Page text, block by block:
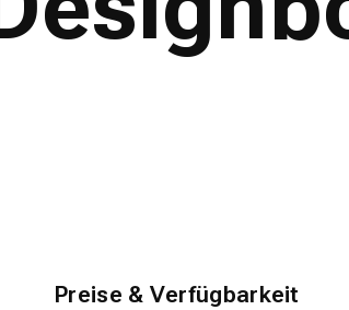
Preise & Verfügbarkeit